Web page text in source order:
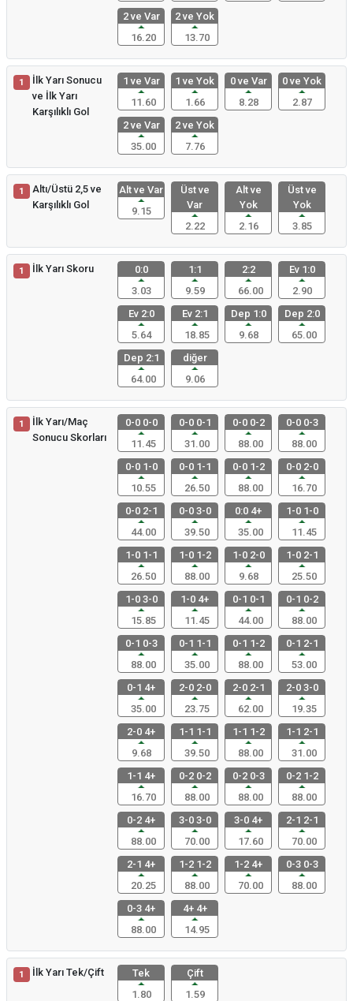
2 ve Var
16.20
2 ve Yok
13.70
1
İlk Yarı Sonucu
ve İlk Yarı
Karşılıklı Gol
1 ve Var
11.60
1 ve Yok
1.66
0 ve Var
8.28
0 ve Yok
2.87
2 ve Var
35.00
2 ve Yok
7.76
1
Altı/Üstü 2,5 ve
Karşılıklı Gol
Alt ve Var
9.15
Üst ve
Var
2.22
Alt ve
Yok
2.16
Üst ve
Yok
3.85
1 İlk Yarı Skoru
0:0
3.03
1:1
9.59
2:2
66.00
Ev 1:0
2.90
Ev 2:0
5.64
Ev 2:1
18.85
Dep 1:0
9.68
Dep 2:0
65.00
Dep 2:1
64.00
diğer
9.06
1
İlk Yarı/Maç
Sonucu Skorları
0-0 0-0
11.45
0-0 0-1
31.00
0-0 0-2
88.00
0-0 0-3
88.00
0-0 1-0
10.55
0-0 1-1
26.50
0-0 1-2
88.00
0-0 2-0
16.70
0-0 2-1
44.00
0-0 3-0
39.50
0:0 4+
35.00
1-0 1-0
11.45
1-0 1-1
26.50
1-0 1-2
88.00
1-0 2-0
9.68
1-0 2-1
25.50
1-0 3-0
15.85
1-0 4+
11.45
0-1 0-1
44.00
0-1 0-2
88.00
0-1 0-3
88.00
0-1 1-1
35.00
0-1 1-2
88.00
0-1 2-1
53.00
0-1 4+
35.00
2-0 2-0
23.75
2-0 2-1
62.00
2-0 3-0
19.35
2-0 4+
9.68
1-1 1-1
39.50
1-1 1-2
88.00
1-1 2-1
31.00
1-1 4+
16.70
0-2 0-2
88.00
0-2 0-3
88.00
0-2 1-2
88.00
0-2 4+
88.00
3-0 3-0
70.00
3-0 4+
17.60
2-1 2-1
70.00
2-1 4+
20.25
1-2 1-2
88.00
1-2 4+
70.00
0-3 0-3
88.00
0-3 4+
88.00
4+ 4+
14.95
1 İlk Yarı Tek/Çift
Tek
1.80
Çift
1.59